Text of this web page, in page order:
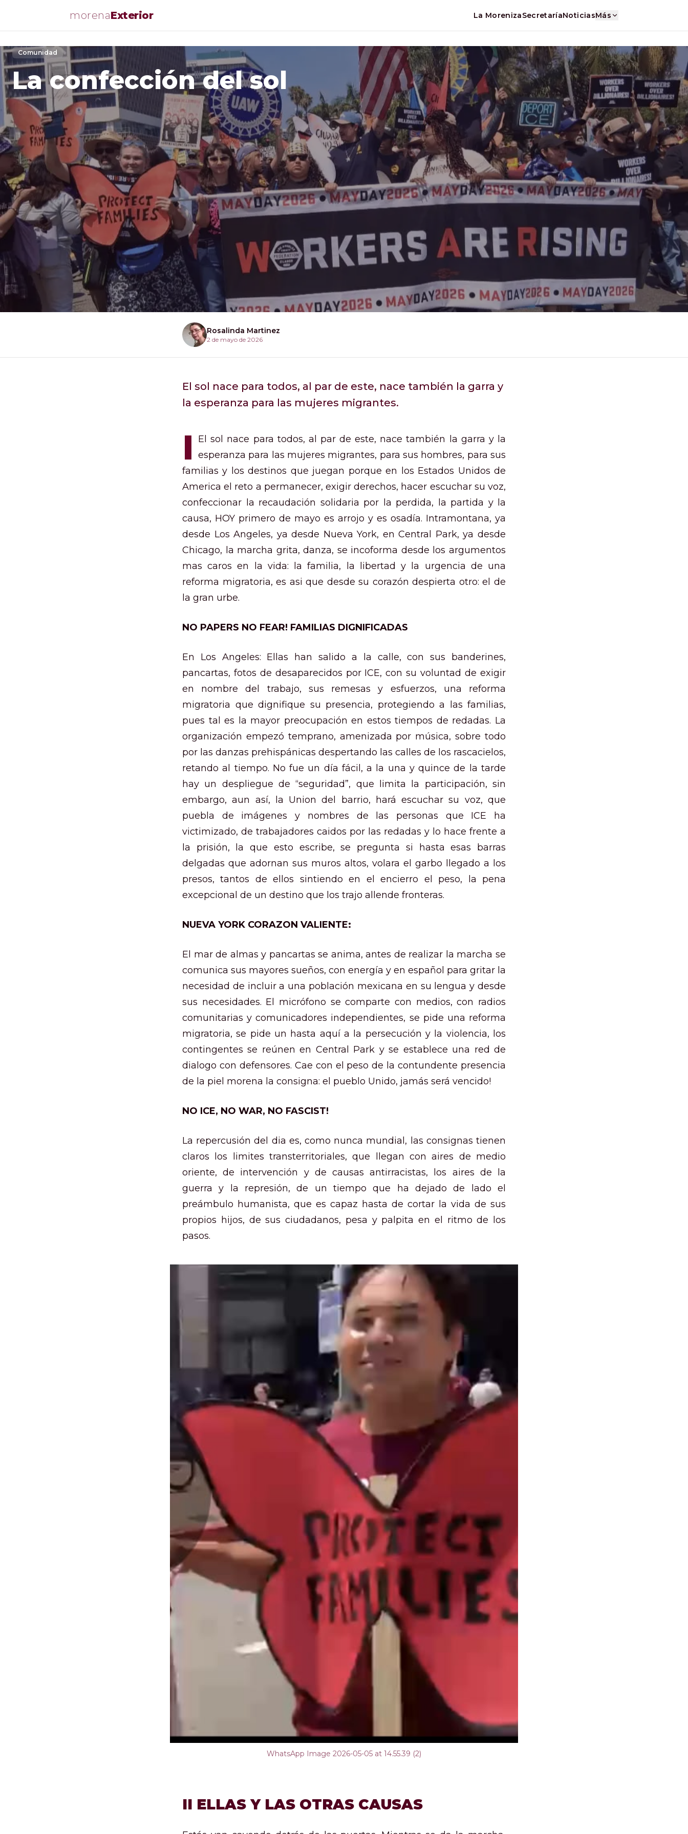
morenaExterior La MorenizaSecretaríaNoticiasMás
Comunidad
La confección del sol
Rosalinda Martinez
2 de mayo de 2026
El sol nace para todos, al par de este, nace también la garra y
la esperanza para las mujeres migrantes.
I
El sol nace para todos, al par de este, nace también la garra y la
esperanza para las mujeres migrantes, para sus hombres, para sus
familias y los destinos que juegan porque en los Estados Unidos de
America el reto a permanecer, exigir derechos, hacer escuchar su voz,
confeccionar la recaudación solidaria por la perdida, la partida y la
causa, HOY primero de mayo es arrojo y es osadía. Intramontana, ya
desde Los Angeles, ya desde Nueva York, en Central Park, ya desde
Chicago, la marcha grita, danza, se incoforma desde los argumentos
mas caros en la vida: la familia, la libertad y la urgencia de una
reforma migratoria, es asi que desde su corazón despierta otro: el de
la gran urbe.
NO PAPERS NO FEAR! FAMILIAS DIGNIFICADAS
En Los Angeles: Ellas han salido a la calle, con sus banderines,
pancartas, fotos de desaparecidos por ICE, con su voluntad de exigir
en nombre del trabajo, sus remesas y esfuerzos, una reforma
migratoria que dignifique su presencia, protegiendo a las familias,
pues tal es la mayor preocupación en estos tiempos de redadas. La
organización empezó temprano, amenizada por música, sobre todo
por las danzas prehispánicas despertando las calles de los rascacielos,
retando al tiempo. No fue un día fácil, a la una y quince de la tarde
hay un despliegue de “seguridad”, que limita la participación, sin
embargo, aun así, la Union del barrio, hará escuchar su voz, que
puebla de imágenes y nombres de las personas que ICE ha
victimizado, de trabajadores caidos por las redadas y lo hace frente a
la prisión, la que esto escribe, se pregunta si hasta esas barras
delgadas que adornan sus muros altos, volara el garbo llegado a los
presos, tantos de ellos sintiendo en el encierro el peso, la pena
excepcional de un destino que los trajo allende fronteras.
NUEVA YORK CORAZON VALIENTE:
El mar de almas y pancartas se anima, antes de realizar la marcha se
comunica sus mayores sueños, con energía y en español para gritar la
necesidad de incluir a una población mexicana en su lengua y desde
sus necesidades. El micrófono se comparte con medios, con radios
comunitarias y comunicadores independientes, se pide una reforma
migratoria, se pide un hasta aquí a la persecución y la violencia, los
contingentes se reúnen en Central Park y se establece una red de
dialogo con defensores. Cae con el peso de la contundente presencia
de la piel morena la consigna: el pueblo Unido, jamás será vencido!
NO ICE, NO WAR, NO FASCIST!
La repercusión del dia es, como nunca mundial, las consignas tienen
claros los limites transterritoriales, que llegan con aires de medio
oriente, de intervención y de causas antirracistas, los aires de la
guerra y la represión, de un tiempo que ha dejado de lado el
preámbulo humanista, que es capaz hasta de cortar la vida de sus
propios hijos, de sus ciudadanos, pesa y palpita en el ritmo de los
pasos.
WhatsApp Image 2026-05-05 at 14.55.39 (2)
II ELLAS Y LAS OTRAS CAUSAS